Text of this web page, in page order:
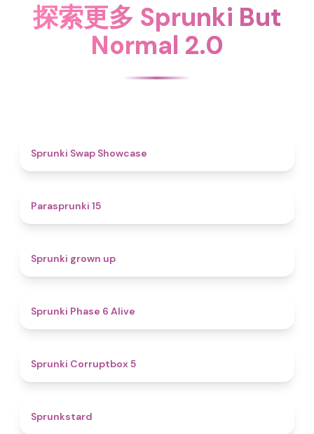
探索更多 Sprunki But
Normal 2.0
Sprunki Swap Showcase
Parasprunki 15
Sprunki grown up
Sprunki Phase 6 Alive
Sprunki Corruptbox 5
Sprunkstard